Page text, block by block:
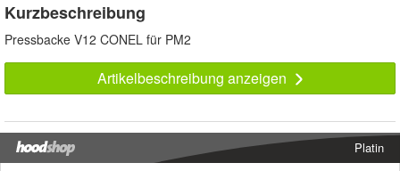
Kurzbeschreibung
Pressbacke V12 CONEL für PM2
Artikelbeschreibung anzeigen
Platin